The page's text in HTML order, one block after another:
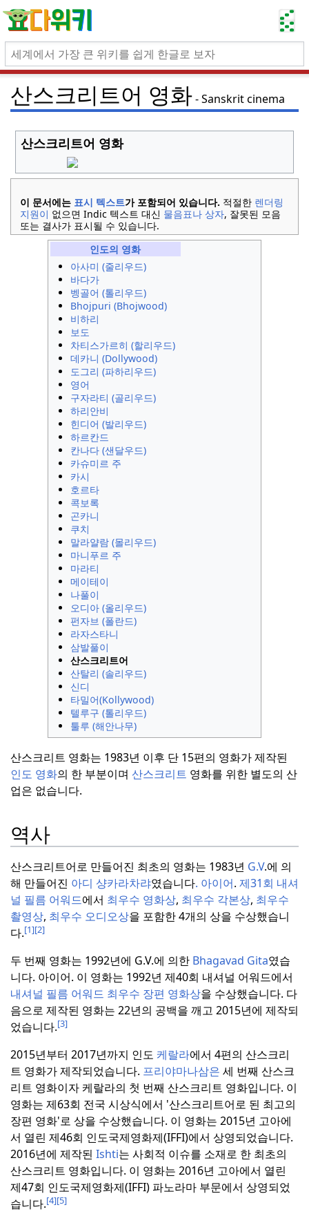
산스크리트어 영화 Sanskrit cinema
산스크리트어 영화
이 문서에는 표시 텍스트가 포함되어 있습니다.적절한 렌더링
지원이 없으면 Indic 텍스트 대신 물음표나 상자, 잘못된 모음
또는 결사가 표시될 수 있습니다.
인도의 영화
아사미 (줄리우드)
바다가
벵골어 (톨리우드)
Bhojpuri (Bhojwood)
비하리
보도
차티스가르히 (할리우드)
데카니 (Dollywood)
도그리 (파하리우드)
영어
구자라티 (골리우드)
하리안비
힌디어 (발리우드)
하르칸드
칸나다 (샌달우드)
카슈미르 주
카시
호르타
콕보록
곤카니
쿠치
말라얄람 (몰리우드)
마니푸르 주
마라티
메이테이
나풀이
오디아 (올리우드)
펀자브 (폴란드)
라자스타니
삼발풀이
산스크리트어
산탈리 (솔리우드)
신디
타밀어(Kollywood)
텔루구 (톨리우드)
툴루 (해안나무)
산스크리트 영화는 1983년 이후 단 15편의 영화가 제작된
인도 영화의 한 부분이며 산스크리트 영화를 위한 별도의 산
업은 없습니다.
역사
산스크리트어로 만들어진 최초의 영화는 1983년 G.V.에 의
해 만들어진 아디 샹카라차랴였습니다. 아이어. 제31회 내셔
널 필름 어워드에서 최우수 영화상, 최우수 각본상, 최우수
촬영상, 최우수 오디오상을 포함한 4개의 상을 수상했습니
다.[1][2]
두 번째 영화는 1992년에 G.V.에 의한 Bhagavad Gita였습
니다. 아이어. 이 영화는 1992년 제40회 내셔널 어워드에서
내셔널 필름 어워드 최우수 장편 영화상을 수상했습니다. 다
음으로 제작된 영화는 22년의 공백을 깨고 2015년에 제작되
었습니다.[3]
2015년부터 2017년까지 인도 케랄라에서 4편의 산스크리
트 영화가 제작되었습니다. 프리야마나삼은 세 번째 산스크
리트 영화이자 케랄라의 첫 번째 산스크리트 영화입니다. 이
영화는 제63회 전국 시상식에서 '산스크리트어로 된 최고의
장편 영화'로 상을 수상했습니다. 이 영화는 2015년 고아에
서 열린 제46회 인도국제영화제(IFFI)에서 상영되었습니다.
2016년에 제작된 Ishti는 사회적 이슈를 소재로 한 최초의
산스크리트 영화입니다. 이 영화는 2016년 고아에서 열린
제47회 인도국제영화제(IFFI) 파노라마 부문에서 상영되었
습니다.[4][5]